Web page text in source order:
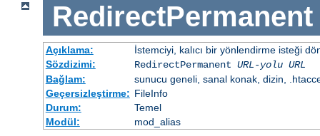
RedirectPermanent
Açıklama:
İstemciyi, kalıcı bir yönlendirme isteği
Sözdizimi:
RedirectPermanent URL-yolu URL
Bağlam:
sunucu geneli, sanal konak, dizin,
Geçersizleştirme: FileInfo
Durum:
Temel
Modül:
mod_alias